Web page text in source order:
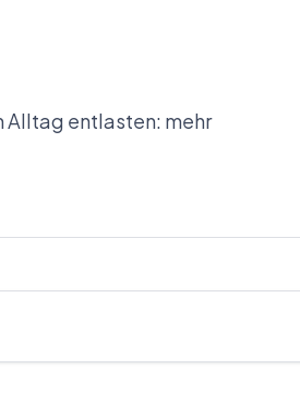
Alltag entlasten: mehr